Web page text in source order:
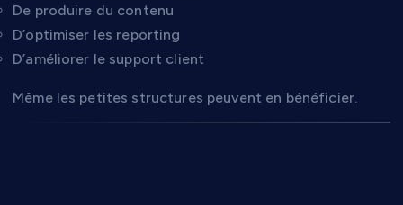
De produire du contenu
D’optimiser les reporting
D’améliorer le support client
Même les petites structures peuvent en bénéficier.